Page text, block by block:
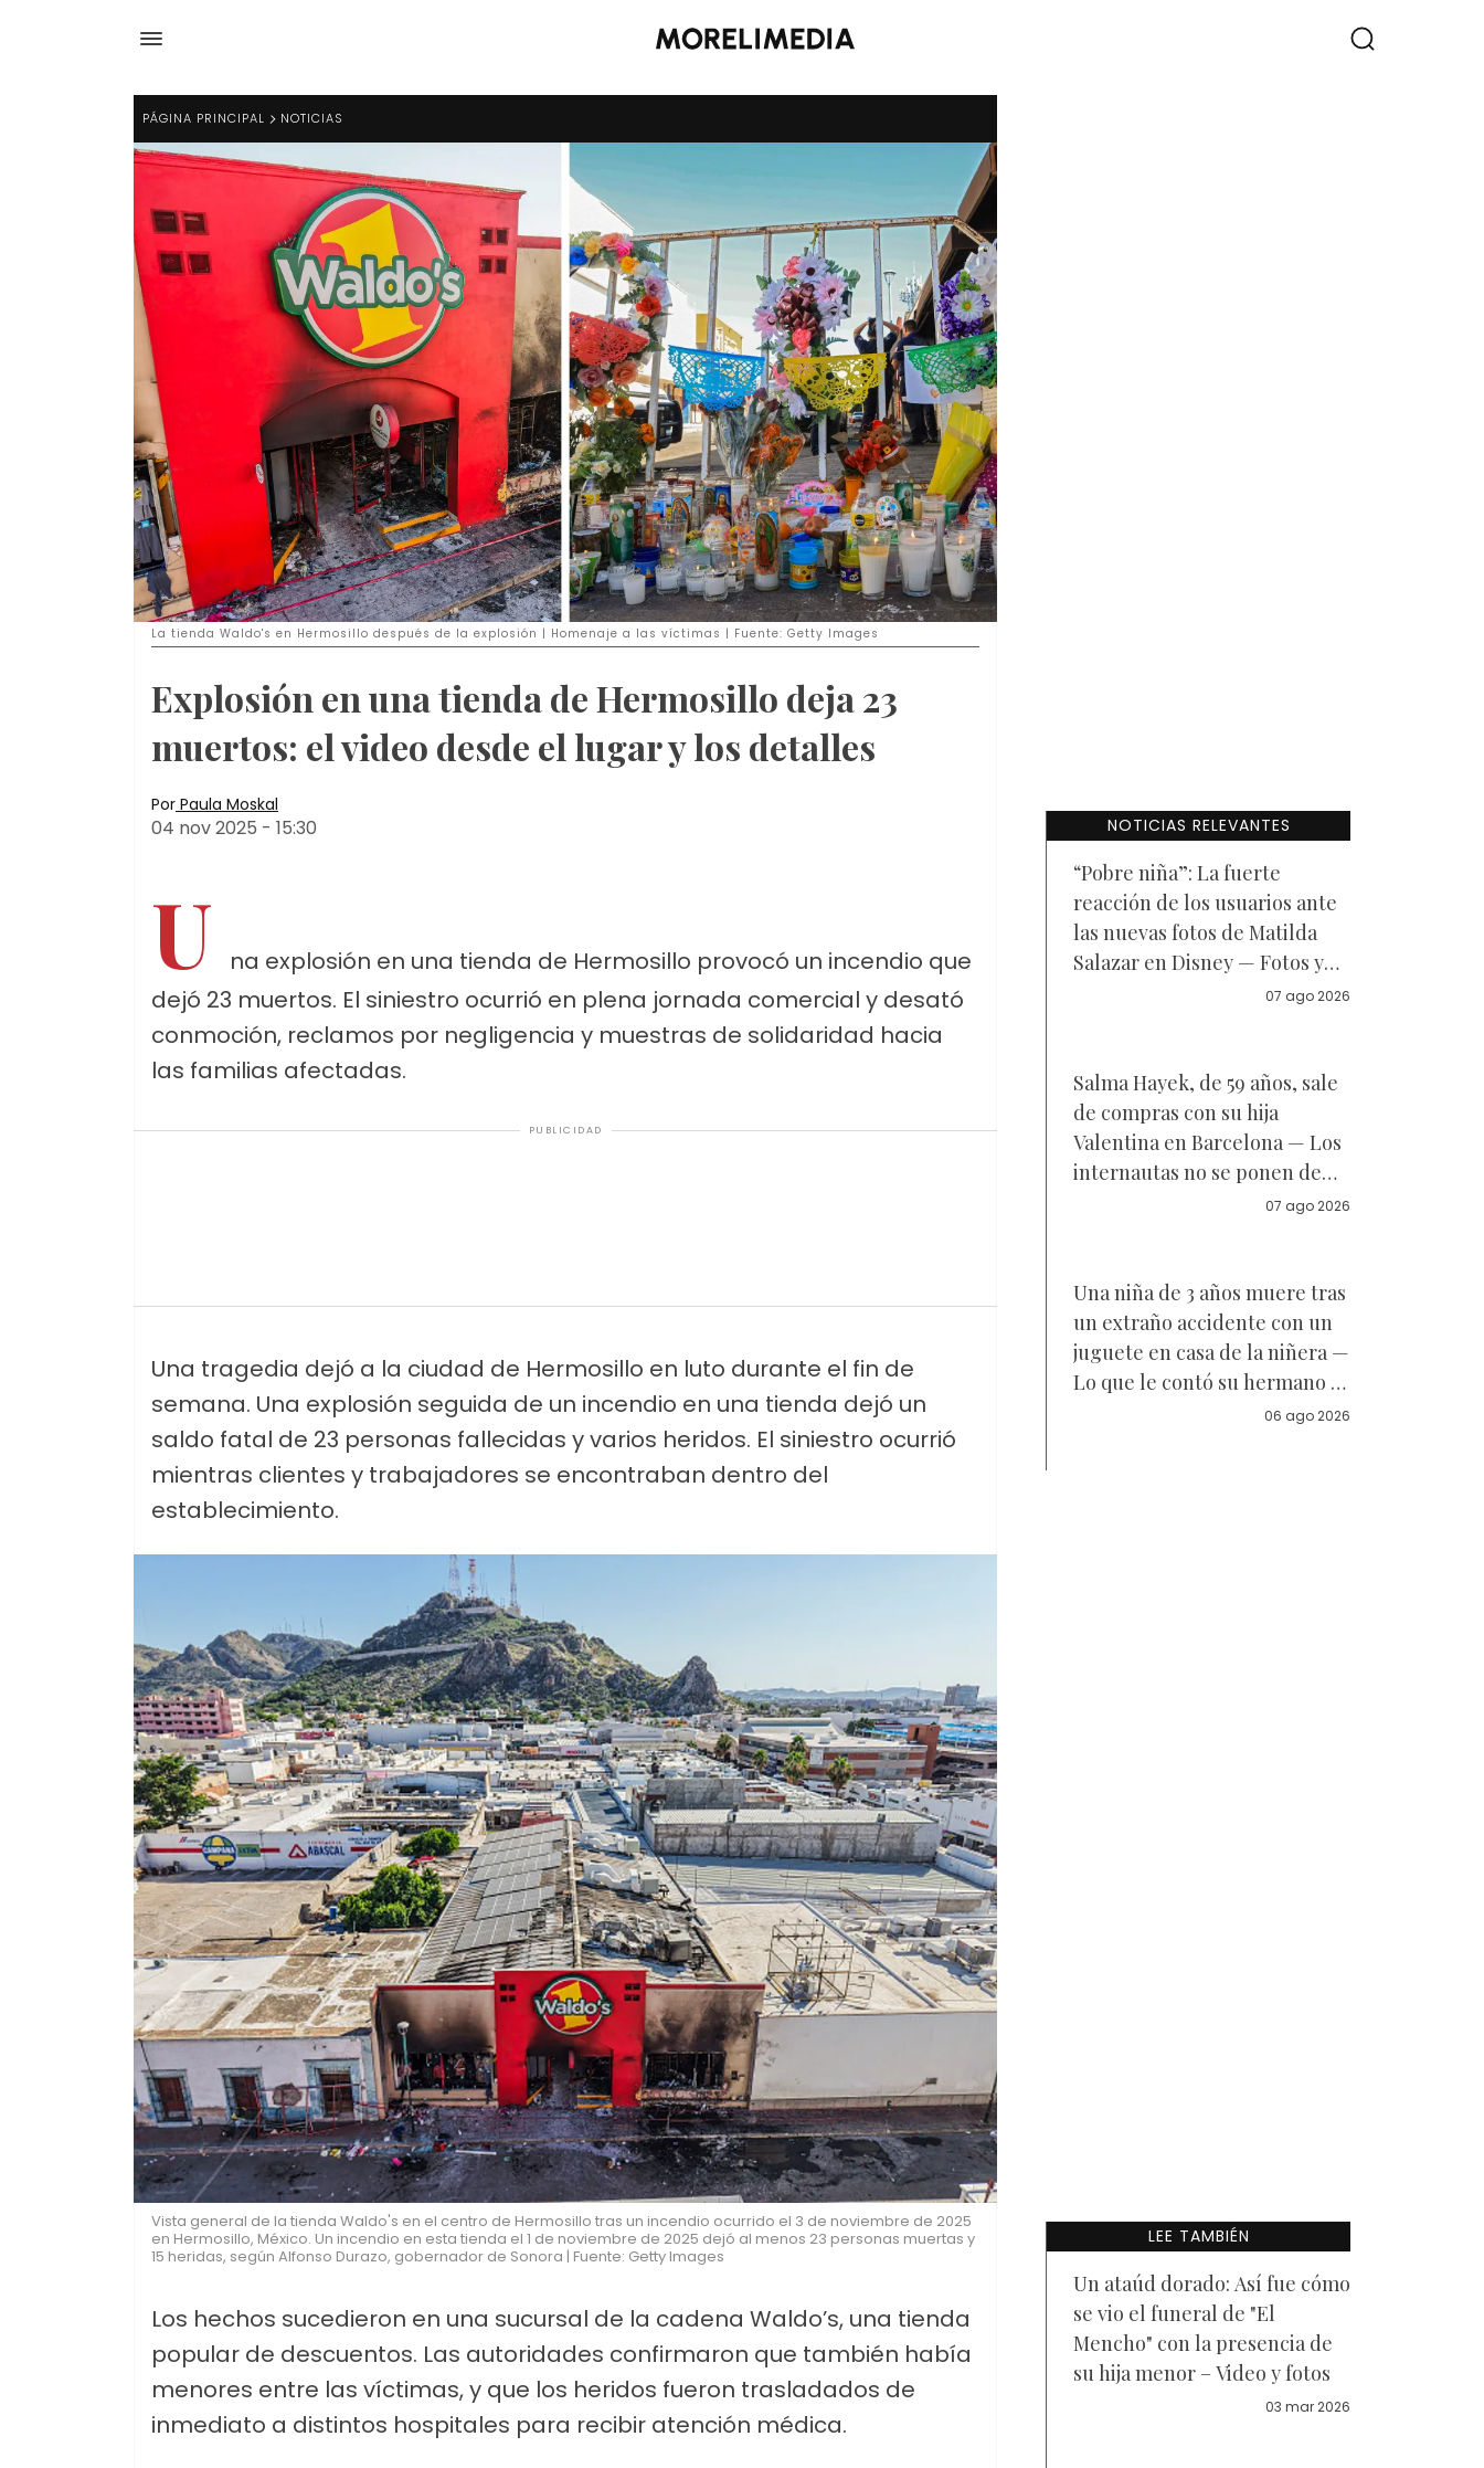
PÁGINA PRINCIPAL NOTICIAS
La tienda Waldo's en Hermosillo después de la explosión | Homenaje a las víctimas | Fuente: Getty Images
Explosión en una tienda de Hermosillo deja 23
muertos: el video desde el lugar y los detalles
Por Paula Moskal
04 nov 2025 - 15:30
U
na explosión en una tienda de Hermosillo provocó un incendio que
dejó 23 muertos. El siniestro ocurrió en plena jornada comercial y desató
conmoción, reclamos por negligencia y muestras de solidaridad hacia
las familias afectadas.
PUBLICIDAD
Una tragedia dejó a la ciudad de Hermosillo en luto durante el fin de
semana. Una explosión seguida de un incendio en una tienda dejó un
saldo fatal de 23 personas fallecidas y varios heridos. El siniestro ocurrió
mientras clientes y trabajadores se encontraban dentro del
establecimiento.
Vista general de la tienda Waldo's en el centro de Hermosillo tras un incendio ocurrido el 3 de noviembre de 2025
en Hermosillo, México. Un incendio en esta tienda el 1 de noviembre de 2025 dejó al menos 23 personas muertas y
15 heridas, según Alfonso Durazo, gobernador de Sonora | Fuente: Getty Images
Los hechos sucedieron en una sucursal de la cadena Waldo’s, una tienda
popular de descuentos. Las autoridades confirmaron que también había
menores entre las víctimas, y que los heridos fueron trasladados de
inmediato a distintos hospitales para recibir atención médica.
NOTICIAS RELEVANTES
“Pobre niña”: La fuerte
reacción de los usuarios ante
las nuevas fotos de Matilda
Salazar en Disney — Fotos y
07 ago 2026
Salma Hayek, de 59 años, sale
de compras con su hija
Valentina en Barcelona — Los
internautas no se ponen de
acuerdo sobre a quién se07 ago 2026
Una niña de 3 años muere tras
un extraño accidente con un
juguete en casa de la niñera —
Lo que le contó su hermano a
06 ago 2026
LEE TAMBIÉN
Un ataúd dorado: Así fue cómo
se vio el funeral de "El
Mencho" con la presencia de
su hija menor – Video y fotos
03 mar 2026